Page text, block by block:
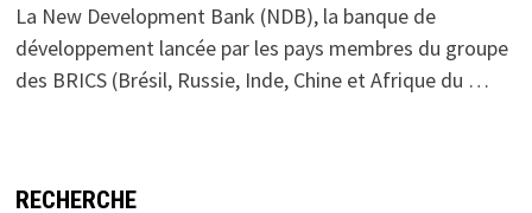
La New Development Bank (NDB), la banque de
développement lancée par les pays membres du groupe
des BRICS (Brésil, Russie, Inde, Chine et Afrique du …
RECHERCHE